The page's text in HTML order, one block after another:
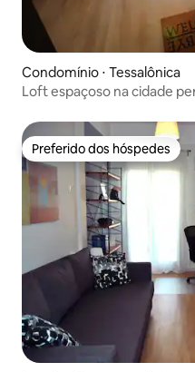
Condomínio ⋅ Tessalônica
Loft espaçoso na cidade
Preferido dos hóspedes
Preferido dos hóspedes